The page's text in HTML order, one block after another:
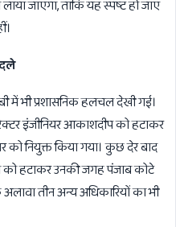
लाया जाएगा, ताकि यह स्पष्ट हो जाए
में भी प्रशासनिक हलचल देखी गई।
इंजीनियर आकाशदीप को हटाकर
नियुक्त किया गया। कुछ देर बाद
को हटाकर उनकी जगह पंजाब कोटे
तीन अन्य अधिकारियों का भी